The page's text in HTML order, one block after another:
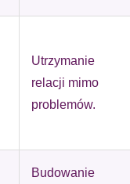
Utrzymanie
relacji mimo
problemów.
Budowanie